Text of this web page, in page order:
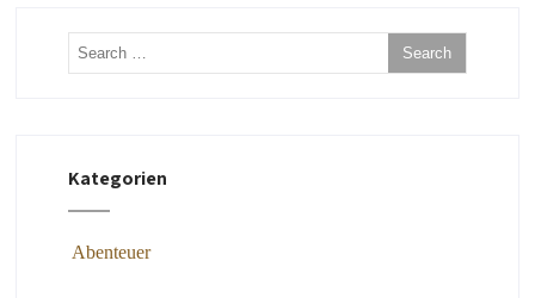
Kategorien
Abenteuer